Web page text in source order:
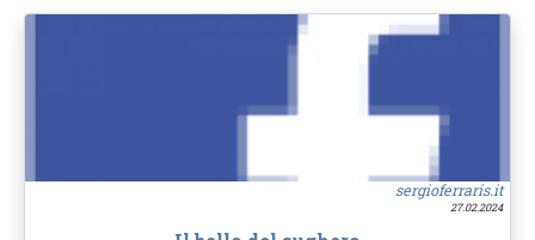
sergioferraris.it
27.02.2024